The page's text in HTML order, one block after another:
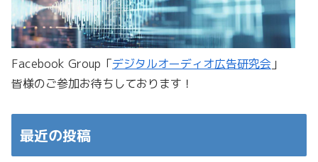
Facebook Group「デジタルオーディオ広告研究会 」
皆様のご参加お待ちしております！
最近の投稿